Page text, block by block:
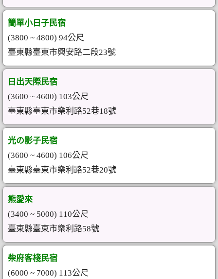
簡單小日子民宿
(3800 ~ 4800) 94公尺
臺東縣臺東市興安路二段23號
日出天際民宿
(3600 ~ 4600) 103公尺
臺東縣臺東市樂利路52巷18號
光の影子民宿
(3600 ~ 4600) 106公尺
臺東縣臺東市樂利路52巷20號
熊愛來
(3400 ~ 5000) 110公尺
臺東縣臺東市樂利路58號
柴府客棧民宿
(6000 ~ 7000) 113公尺